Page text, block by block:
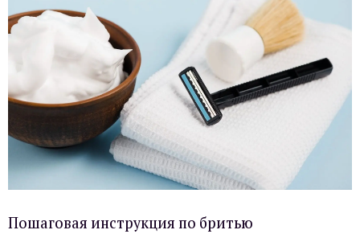
Пошаговая инструкция по бритью